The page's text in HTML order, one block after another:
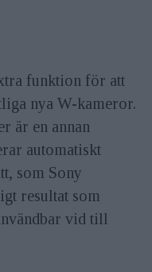
funktion för att
nya W-kameror.
är en annan
automatiskt
som Sony
resultat som
vid till